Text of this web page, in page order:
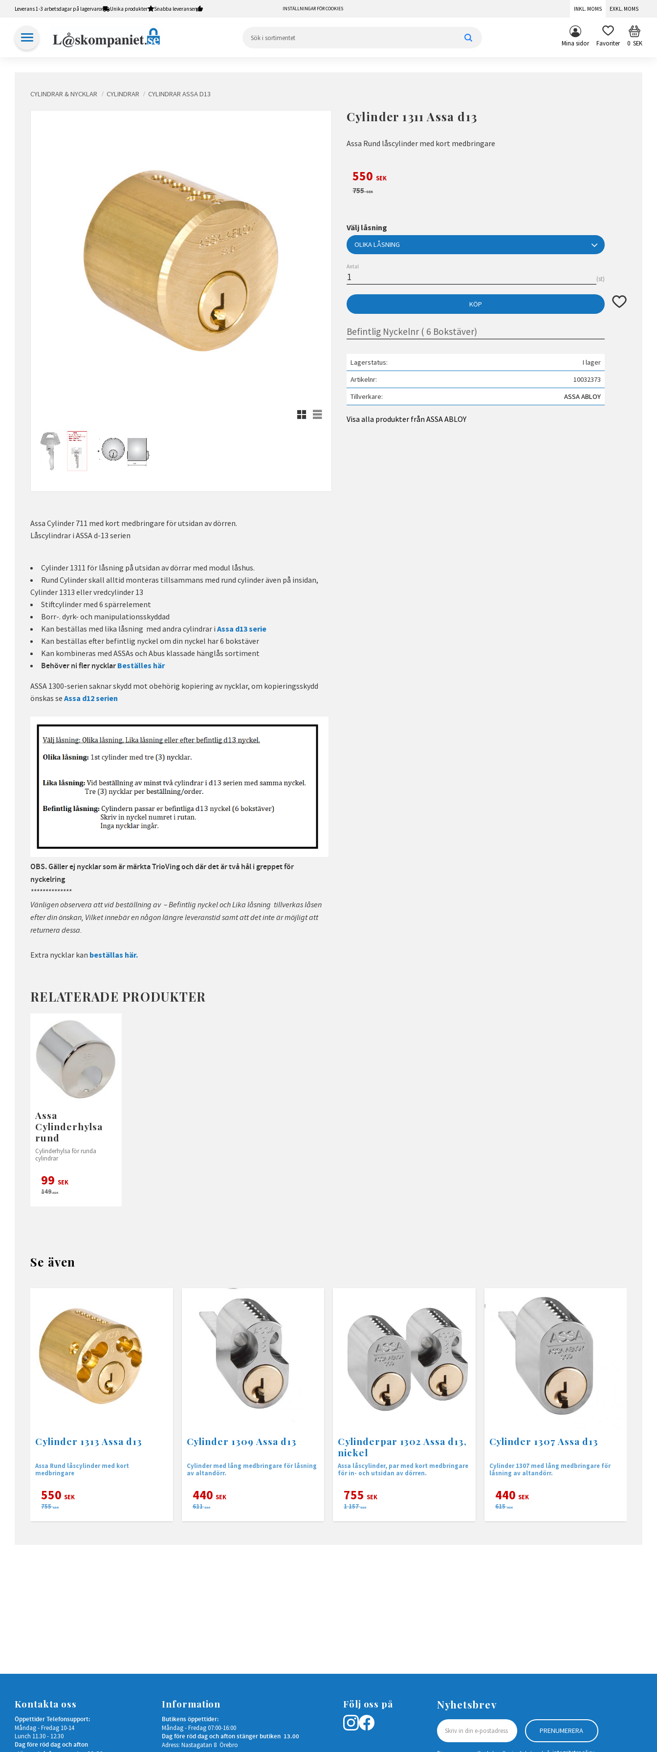
Leverans 1-3 arbetsdagar på lagervaror Unika produkter Snabba leveranser INSTÄLLNINGAR FÖR COOKIES INKL. MOMS EXKL. MOMS
Mina sidor FAVORITER 0SEK
CYLINDRAR & NYCKLAR CYLINDRAR CYLINDRAR ASSA D13
Cylinder 1311 Assa d13
Assa Rund låscylinder med kort medbringare
Rutnätsvy
Listvy
Nedsatt pris:
550 SEK
Ordinarie pris:
755SEK
Välj låsning
Antal
st
KÖP Lägg till i
Lagerstatus
I lager
Artikelnr
10032373
Tillverkare
ASSA ABLOY
Visa alla produkter från ASSA ABLOY
Assa Cylinder 711 med kort medbringare för utsidan av dörren.
Låscylindrar i ASSA d-13 serien
Cylinder 1311 för låsning på utsidan av dörrar med modul låshus.
Rund Cylinder skall alltid monteras tillsammans med rund cylinder även på insidan,
Cylinder 1313 eller vredcylinder 13
Stiftcylinder med 6 spärrelement
Borr-. dyrk- och manipulationsskyddad
Kan beställas med lika låsning med andra cylindrar i Assa d13 serie
Kan beställas efter befintlig nyckel om din nyckel har 6 bokstäver
Kan kombineras med ASSAs och Abus klassade hänglås sortiment
Behöver ni fler nycklar Beställes här
ASSA 1300-serien saknar skydd mot obehörig kopiering av nycklar, om kopieringsskydd
önskas se Assa d12 serien
OBS. Gäller ej nycklar som är märkta TrioVing och där det är två hål i greppet för
nyckelring
**************
Vänligen observera att vid beställning av – Befintlig nyckel och Lika låsning tillverkas låsen
efter din önskan, Vilket innebär en någon längre leveranstid samt att det inte är möjligt att
returnera dessa.
Extra nycklar kan beställas här.
RELATERADE PRODUKTER
Assa
Cylinderhylsa
rund
Cylinderhylsa för runda
cylindrar
99 SEK
149SEK
Se även
Cylinder 1313 Assa d13
Assa Rund låscylinder med kort
medbringare
550 SEK
755 SEK
Cylinder 1309 Assa d13
Cylinder med lång medbringare för låsning
av altandörr.
440 SEK
611 SEK
Cylinderpar 1302 Assa d13,
nickel
Assa låscylinder, par med kort medbringare
för in- och utsidan av dörren.
755 SEK
1 157 SEK
Cylinder 1307 Assa d13
Cylinder 1307 med lång medbringare för
låsning av altandörr.
440 SEK
615 SEK
Kontakta oss
Öppettider Telefonsupport:
Måndag - Fredag 10-14
Lunch 11.30 - 12.30
Dag före röd dag och afton
Information
Butikens öppettider:
Måndag - Fredag 07:00-16:00
Dag före röd dag och afton stänger butiken 13.00
Adress: Nastagatan 8 Örebro
Följ oss på Nyhetsbrev
PRENUMERERA